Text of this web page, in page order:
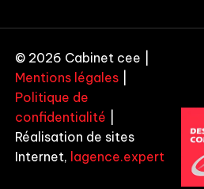
© 2026 Cabinet cee |
Mentions légales
Politique de
confidentialité
Réalisation de sites
Internet, lagence.expert